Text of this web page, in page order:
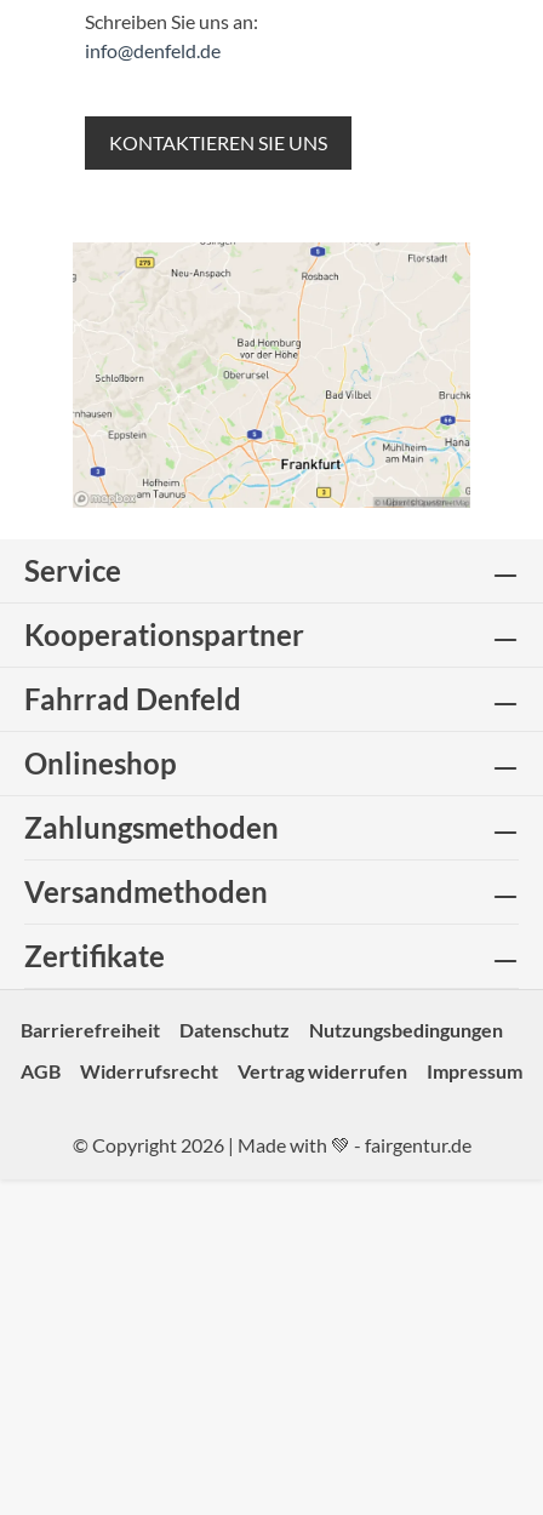
Schreiben Sie uns an:
info@denfeld.de
KONTAKTIEREN SIE UNS
Service
Kooperationspartner
Fahrrad Denfeld
Onlineshop
Zahlungsmethoden
Versandmethoden
Zertifikate
Barrierefreiheit Datenschutz
Nutzungsbedingungen
AGB
Widerrufsrecht Vertrag widerrufen Impressum
© Copyright 2026 | Made with 💚 - fairgentur.de